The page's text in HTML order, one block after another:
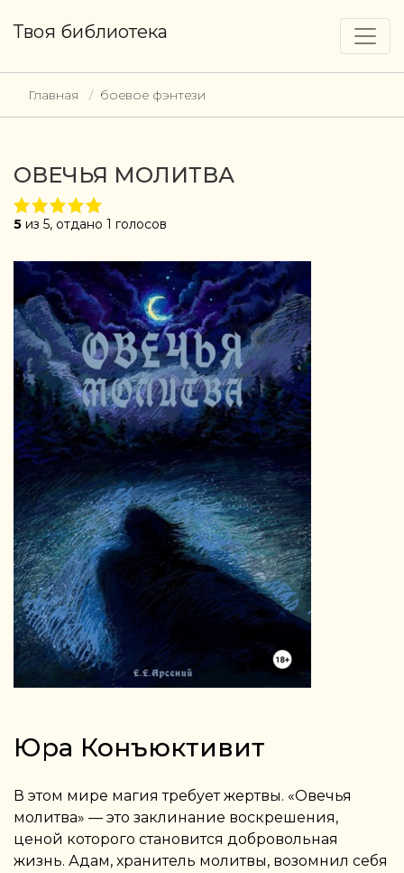
Твоя библиотека
Главная боевое фэнтези
ОВЕЧЬЯ МОЛИТВА
5 из 5, отдано 1 голосов
Юра Конъюктивит
В этом мире магия требует жертвы. «Овечья
молитва» — это заклинание воскрешения,
ценой которого становится добровольная
жизнь. Адам, хранитель молитвы, возомнил себя